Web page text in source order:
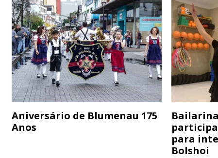
Aniversário de Blumenau 175
Anos
para
Bolshoi